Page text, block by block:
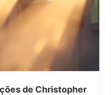
de Christopher